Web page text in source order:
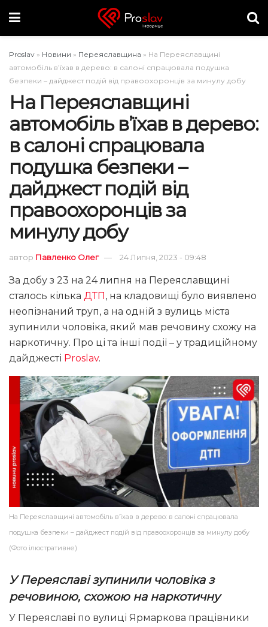
Proslav » Новини » Переяславщина » На Переяславщині
автомобіль в’їхав в дерево: в салоні спрацювала подушка
безпеки – дайджест подій від правоохоронців за минулу добу
На Переяславщині
автомобіль в’їхав в дерево:
в салоні спрацювала
подушка безпеки –
дайджест подій від
правоохоронців за
минулу добу
автор Павленко Олег 24 Липня, 2023 - 09:48
За добу з 23 на 24 липня на Переяславщині
сталось кілька ДТП, на кладовищі було виявлено
неопізнаний труп, а на одній з вулиць міста
зупинили чоловіка, який мав речовину схожу на
наркотичну. Про ці та інші події – у традиційному
дайджесті Proslav.
На Переяславщині автомобіль в’їхав в дерево: в салоні спрацювала
подушка безпеки – дайджест подій від правоохоронців за минулу добу
(Фото ілюстративне)
У Переяславі зупинили чоловіка з
речовиною, схожою на наркотичну
У Переяславі по вулиці Ярмаркова працівники